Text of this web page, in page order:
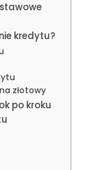
kredytu?
złotowy
po kroku